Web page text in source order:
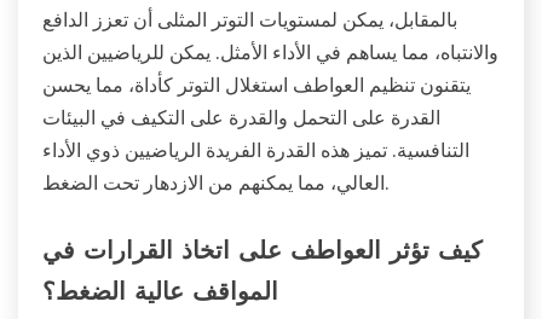
بالمقابل، يمكن لمستويات التوتر المثلى أن تعزز الدافع
والانتباه، مما يساهم في الأداء الأمثل. يمكن للرياضيين الذين
يتقنون تنظيم العواطف استغلال التوتر كأداة، مما يحسن
القدرة على التحمل والقدرة على التكيف في البيئات
التنافسية. تميز هذه القدرة الفريدة الرياضيين ذوي الأداء
العالي، مما يمكنهم من الازدهار تحت الضغط.
كيف تؤثر العواطف على اتخاذ القرارات في
المواقف عالية الضغط؟